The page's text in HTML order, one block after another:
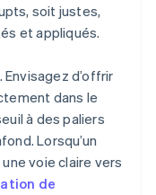
soit justes,
et appliqués.
d’offrir
dans le
à des paliers
Lorsqu’un
voie claire vers
de